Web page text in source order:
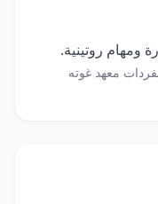
ومهام روتينية.
معهد غوته